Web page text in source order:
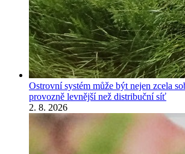
Ostrovní systém může být nejen zcela
provozně levnější než distribuční síť
2. 8. 2026